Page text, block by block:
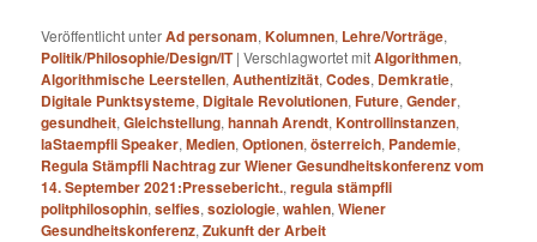
Veröffentlicht unterAd personam,Kolumnen, Lehre/Vorträge,
Politik/Philosophie/Design/IT |Verschlagwortet mitAlgorithmen,
Algorithmische Leerstellen,Authentizität,Codes, Demkratie,
Digitale Punktsysteme, Digitale Revolutionen,Future,Gender,
gesundheit,Gleichstellung,hannah Arendt,Kontrollinstanzen,
laStaempfli Speaker,Medien,Optionen,österreich, Pandemie,
Regula Stämpfli Nachtrag zur Wiener Gesundheitskonferenz vom
14. September 2021:Pressebericht.,regula stämpfli
politphilosophin,selfies,soziologie,wahlen,Wiener
Gesundheitskonferenz,Zukunft der Arbeit